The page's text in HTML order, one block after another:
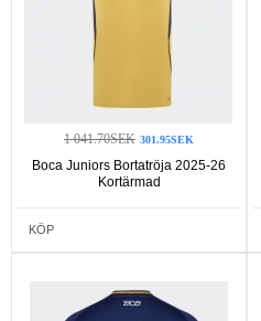
1 041.70SEK 301.95SEK
Boca Juniors Bortatröja 2025-26
Kortärmad
KÖP